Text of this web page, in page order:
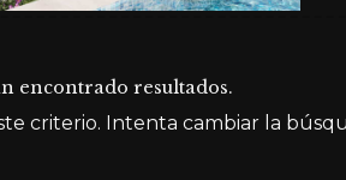
encontrado resultados.
criterio. Intenta cambiar la